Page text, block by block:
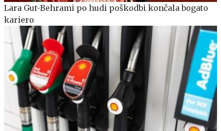
Lara Gut-Behrami po hudi poškodbi končala bogato
kariero